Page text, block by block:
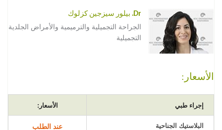
Dr. بيلور سيزجين كزلوك
الجراحة التجميلية والترميمية والأمراض الجلدية
التجميلية
الأسعار:
إجراء طبي الأسعار:
البلاستيك الجناحية عند الطلب